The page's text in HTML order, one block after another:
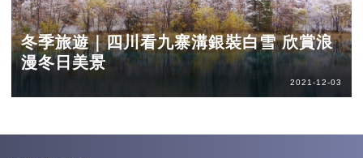
冬季旅遊｜四川看九寨溝銀裝白雪 欣賞浪
漫冬日美景
2021-12-03